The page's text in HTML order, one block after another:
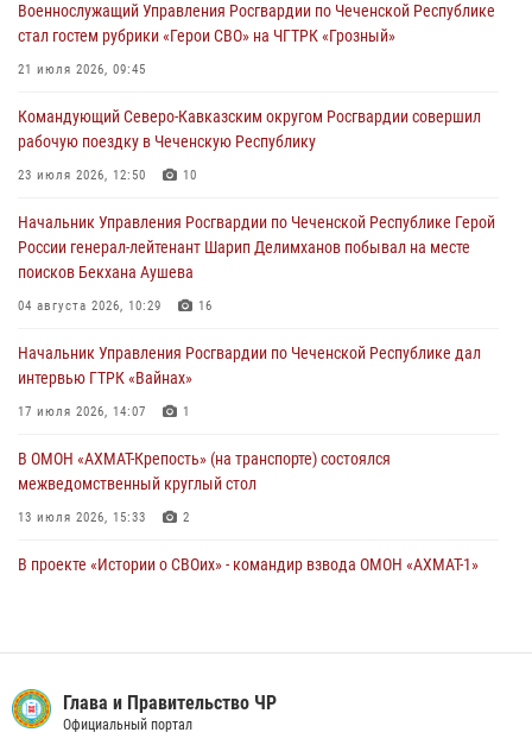
23 июля 2026, 12:50
Военнослужащий Управления Росгвардии по Чеченской Республике
21 июля 2026, 09:45
В ДНР росгвардейцы уничтожили около 80 вражеских
19 июля 2026, 13:50
В Грозном Росгвардия обеспечила безопасность конно-спортивных
соревнований
Военнослужащий Управления Росгвардии по Чеченской Республике
стал гостем рубрики «Герои СВО» на ЧГТРК «Грозный»
21 июля 2026, 09:45
Командующий Северо-Кавказским округом Росгвардии совершил
рабочую поездку в Чеченскую Республику
23 июля 2026, 12:50 10
Начальник Управления Росгвардии по Чеченской Республике Герой
России генерал-лейтенант Шарип Делимханов побывал на месте
поисков Бекхана Аушева
04 августа 2026, 10:29 16
Начальник Управления Росгвардии по Чеченской Республике дал
интервью ГТРК «Вайнах»
17 июля 2026, 14:07 1
В ОМОН «АХМАТ-Крепость» (на транспорте) состоялся
межведомственный круглый стол
13 июля 2026, 15:33 2
В проекте «Истории о СВОих» - командир взвода ОМОН «АХМАТ-1»
владельцев гражданского оружия об изменениях в
законодательстве
Глава и Правительство ЧР
Официальный портал